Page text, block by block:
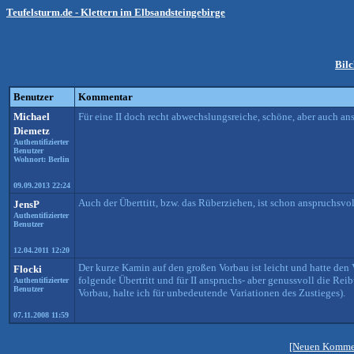
Teufelsturm.de - Klettern im Elbsandsteingebirge
Benutzer
Kommentar
Michael
Diemetz
Authentifizierter
Benutzer
Wohnort: Berlin
09.09.2013 22:24
Für eine II doch recht abwechslungsreiche, schöne, aber auch
JensP
Authentifizierter
Benutzer
12.04.2011 12:20
Auch der Überttitt, bzw. das Rüberziehen, ist schon
Flocki
Authentifizierter
Benutzer
07.11.2008 11:59
Der kurze Kamin auf den großen Vorbau ist leicht und hatte den
folgende Übertritt und für II anspruchs- aber genussvoll die
Vorbau, halte ich für unbedeutende Variationen des Zustieges).
[Neuen